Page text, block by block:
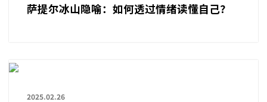
萨提尔冰山隐喻：如何透过情绪读懂自己？
2025.02.26